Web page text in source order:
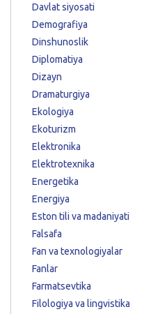
Davlat siyosati
Demografiya
Dinshunoslik
Diplomatiya
Dizayn
Dramaturgiya
Ekologiya
Ekoturizm
Elektronika
Elektrotexnika
Energetika
Energiya
Eston tili va madaniyati
Falsafa
Fan va texnologiyalar
Fanlar
Farmatsevtika
Filologiya va lingvistika